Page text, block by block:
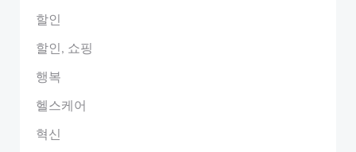
할인
할인, 쇼핑
행복
헬스케어
혁신